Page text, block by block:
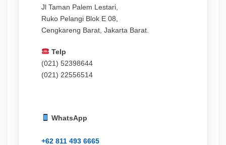
Jl Taman Palem Lestari,
Ruko Pelangi Blok E 08,
Cengkareng Barat, Jakarta Barat.
Telp
(021) 52398644
(021) 22556514
WhatsApp
+62 811 493 6665